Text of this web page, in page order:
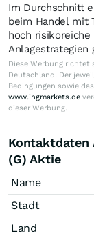
Im Durchschnitt
beim Handel mit
hoch
Anlagestrategien
Diese Werbung
Deutschland. Der
Bedingungen sowie
www.ingmarkets.de
dieser Werbung.
Kontaktdaten
(G) Aktie
Name
Stadt
Land